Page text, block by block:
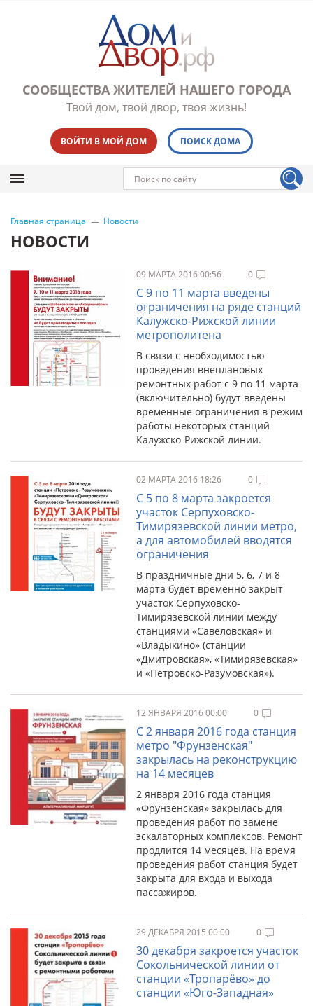
СООБЩЕСТВА ЖИТЕЛЕЙ НАШЕГО ГОРОДА
Твой дом, твой двор, твоя жизнь!
ВОЙТИ В МОЙ ДОМ ПОИСК ДОМА
Главная страница Новости
НОВОСТИ
09 МАРТА 2016 00:56 0
С 9 по 11 марта введены
ограничения на ряде станций
Калужско-Рижской линии
метрополитена
В связи с необходимостью
проведения внеплановых
ремонтных работ с 9 по 11 марта
(включительно) будут введены
временные ограничения в режим
работы некоторых станций
Калужско-Рижской линии.
02 МАРТА 2016 18:26 0
С 5 по 8 марта закроется
участок Серпуховско-
Тимирязевской линии метро,
а для автомобилей вводятся
ограничения
В праздничные дни 5, 6, 7 и 8
марта будет временно закрыт
участок Серпуховско-
Тимирязевской линии между
станциями «Савёловская» и
«Владыкино» (станции
«Дмитровская», «Тимирязевская»
и «Петровско-Разумовская»).
12 ЯНВАРЯ 2016 00:00 0
С 2 января 2016 года станция
метро "Фрунзенская"
закрылась на реконструкцию
на 14 месяцев
2 января 2016 года станция
«Фрунзенская» закрылась для
проведения работ по замене
эскалаторных комплексов. Ремонт
продлится 14 месяцев. На время
проведения работ станция будет
закрыта для входа и выхода
пассажиров.
29 ДЕКАБРЯ 2015 00:00 0
30 декабря закроется участок
Сокольнической линии от
станции «Тропарёво» до
станции «Юго-Западная»